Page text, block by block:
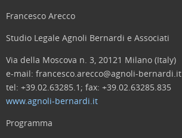
Francesco Arecco
Studio Legale Agnoli Bernardi e Associati
Via della Moscova n. 3, 20121 Milano (Italy)
e-mail: francesco.arecco@agnoli-bernardi.it
tel: +39.02.63285.1; fax: +39.02.63285.835
www.agnoli-bernardi.it
Programma